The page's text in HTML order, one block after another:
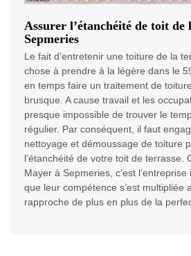
Assurer l’étanchéité de toit de
Sepmeries
Le fait d’entretenir une toiture de la
chose à prendre à la légère dans le
en temps faire un traitement de
brusque. A cause travail et les
presque impossible de trouver le
régulier. Par conséquent, il faut
nettoyage et démoussage de toiture
l’étanchéité de votre toit de terrasse.
Mayer à Sepmeries, c’est
que leur compétence s’est multipliée
rapproche de plus en plus de la